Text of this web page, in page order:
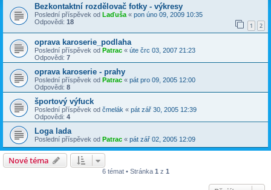
Bezkontaktní rozdělovač fotky - výkresy
Poslední příspěvek od Laďuša« pon úno 09, 2009 10:35
Odpovědi: 18 1 2
oprava karoserie_podlaha
Poslední příspěvek od Patrac « úte črc 03, 2007 21:23
Odpovědi: 7
oprava karoserie - prahy
Poslední příspěvek od Patrac « pát pro 09, 2005 12:00
Odpovědi: 8
športový výfuck
Poslední příspěvek od čmelák « pát zář 30, 2005 12:39
Odpovědi: 4
Loga lada
Poslední příspěvek od Patrac « pát zář 02, 2005 12:09
Nové téma
6 témat • Stránka 1 z 1